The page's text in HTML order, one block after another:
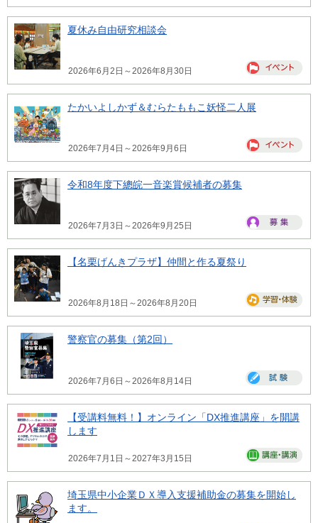
夏休み自由研究相談会
2026年6月2日～2026年8月30日
たかいよしかず＆むらたももこ妖怪二人展
2026年7月4日～2026年9月6日
令和8年度下總皖一音楽賞候補者の募集
2026年7月3日～2026年9月25日
【名栗げんきプラザ】仲間と作る夏祭り
2026年8月18日～2026年8月20日
警察官の募集（第2回）
2026年7月6日～2026年8月14日
【受講料無料！】オンライン「DX推進講座」を開講
します
2026年7月1日～2027年3月15日
埼玉県中小企業ＤＸ導入支援補助金の募集を開始し
ます。